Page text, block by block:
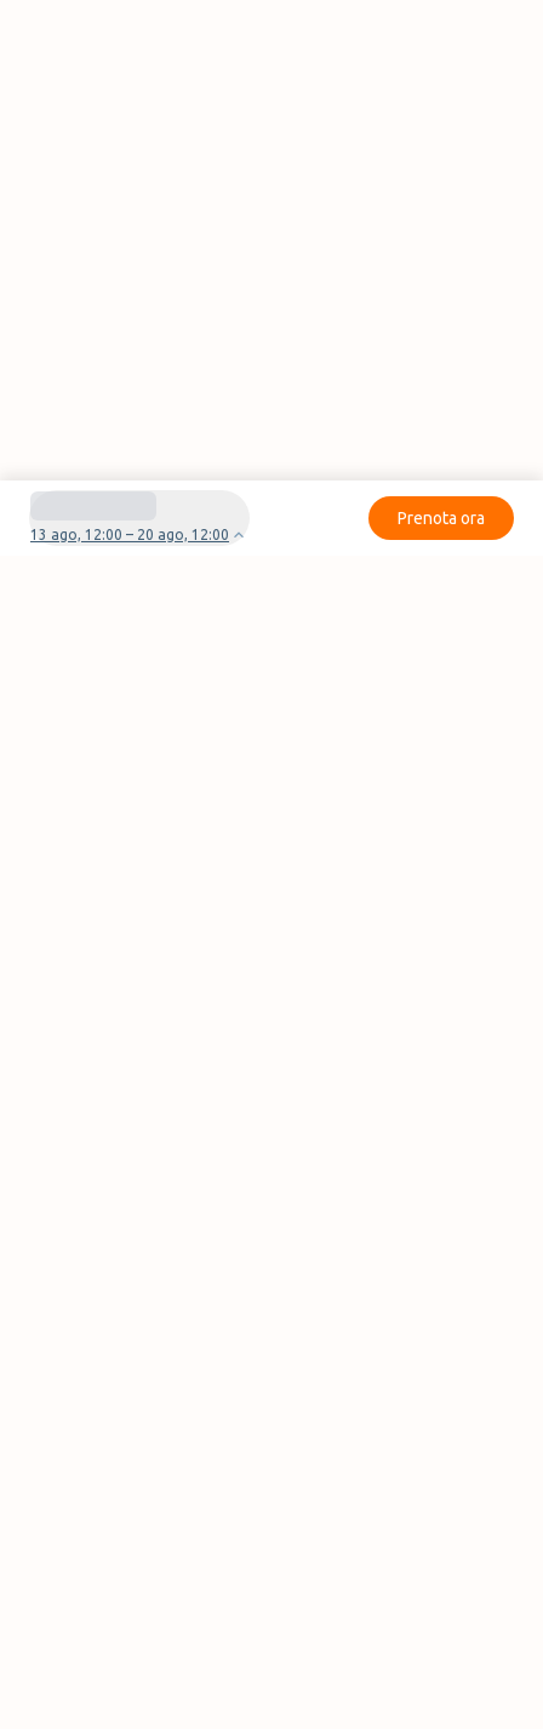
13 ago, 12:00 – 20 ago, 12:00
Prenota ora